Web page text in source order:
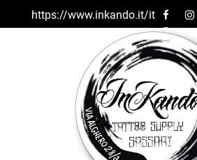
https://www.inkando.it/it